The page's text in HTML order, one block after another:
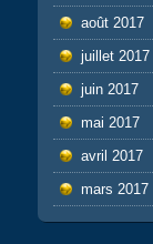
août 2017
juillet 2017
juin 2017
mai 2017
avril 2017
mars 2017